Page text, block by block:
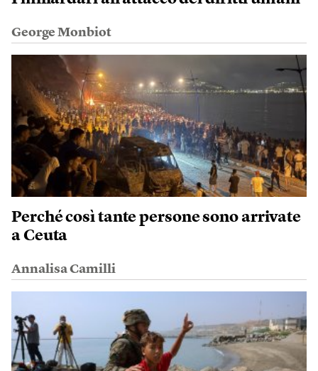
George Monbiot
Perché così tante persone sono arrivate
a Ceuta
Annalisa Camilli